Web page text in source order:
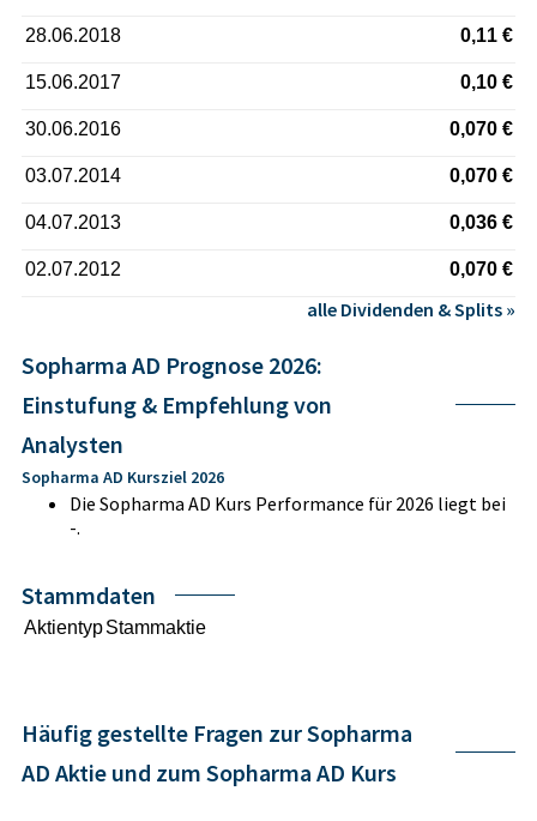
28.06.2018 0,11 €
15.06.2017 0,10 €
30.06.2016 0,070 €
03.07.2014 0,070 €
04.07.2013 0,036 €
02.07.2012 0,070 €
alle Dividenden & Splits »
Sopharma AD Prognose 2026:
Einstufung & Empfehlung von
Analysten
Sopharma AD Kursziel 2026
Die Sopharma AD Kurs Performance für 2026 liegt bei
-.
Stammdaten
AktientypStammaktie
Häufig gestellte Fragen zur Sopharma
AD Aktie und zum Sopharma AD Kurs